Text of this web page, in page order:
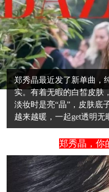
郑秀晶最近发了新单曲，
实。有着无暇的白皙皮肤
淡妆时是亮“晶”，皮肤底
越来越暖，一起get透明
郑秀晶，你